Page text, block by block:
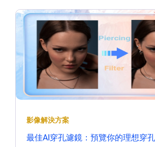
影像解決方案
最佳AI穿孔濾鏡：預覽你的理想穿